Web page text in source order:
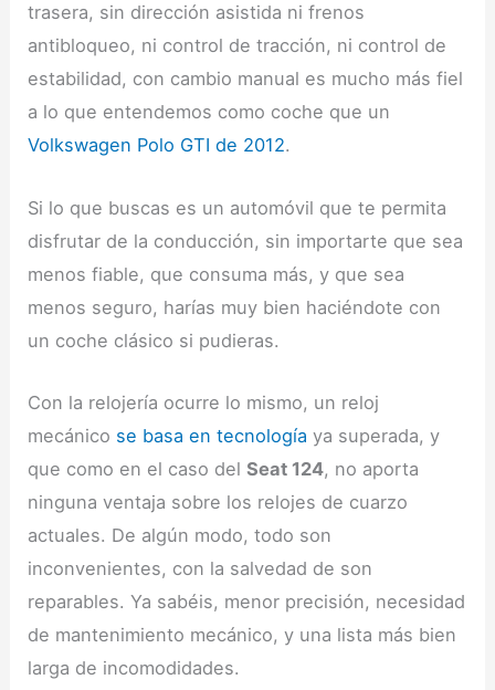
trasera, sin dirección asistida ni frenos
antibloqueo, ni control de tracción, ni control de
estabilidad, con cambio manual es mucho más fiel
a lo que entendemos como coche que un
Volkswagen Polo GTI de 2012.
Si lo que buscas es un automóvil que te permita
disfrutar de la conducción, sin importarte que sea
menos fiable, que consuma más, y que sea
menos seguro, harías muy bien haciéndote con
un coche clásico si pudieras.
Con la relojería ocurre lo mismo, un reloj
mecánico se basa en tecnología ya superada, y
que como en el caso delSeat 124, no aporta
ninguna ventaja sobre los relojes de cuarzo
actuales. De algún modo, todo son
inconvenientes, con la salvedad de son
reparables. Ya sabéis, menor precisión, necesidad
de mantenimiento mecánico, y una lista más bien
larga de incomodidades.